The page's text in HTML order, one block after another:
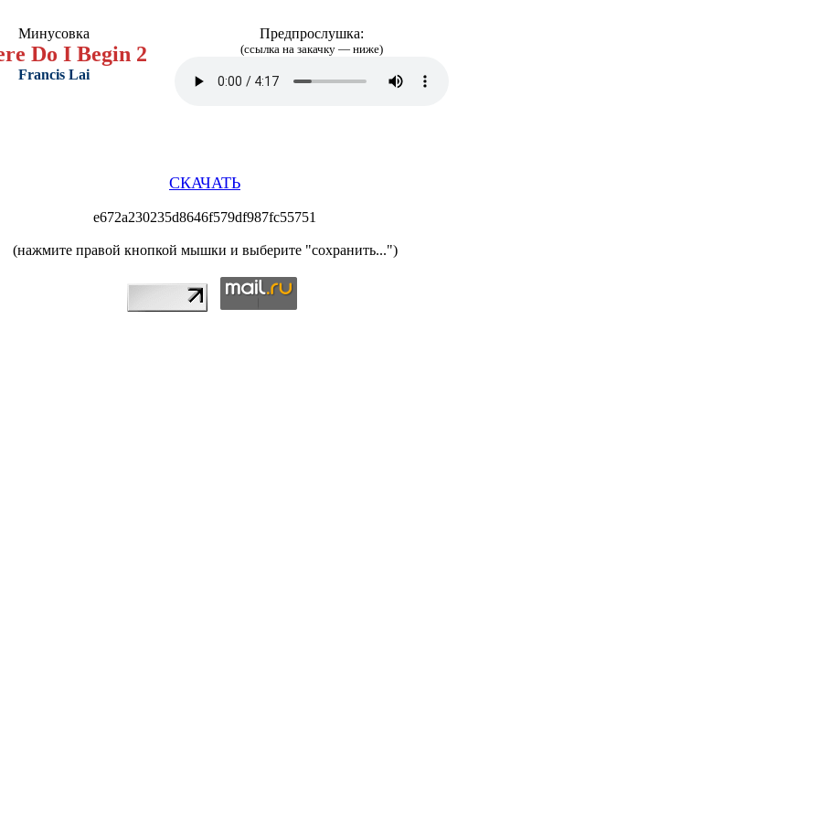
Минусовка
Do I Begin 2
Francis Lai
Предпрослушка:
(ссылка на закачку — ниже)
СКАЧАТЬ
e672a230235d8646f579df987fc55751
(нажмите правой кнопкой мышки и выберите "сохранить...")